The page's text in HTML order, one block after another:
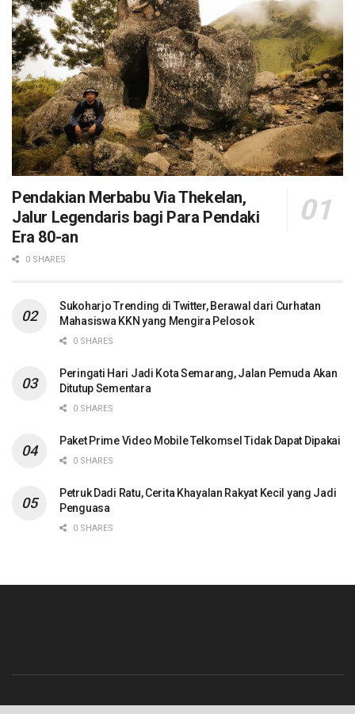
Pendakian Merbabu Via Thekelan,
Jalur Legendaris bagi Para Pendaki
Era 80-an
0 SHARES
Sukoharjo Trending di Twitter, Berawal dari Curhatan
Mahasiswa KKN yang Mengira Pelosok
0 SHARES
Peringati Hari Jadi Kota Semarang, Jalan Pemuda Akan
Ditutup Sementara
0 SHARES
Paket Prime Video Mobile Telkomsel Tidak Dapat Dipakai
0 SHARES
Petruk Dadi Ratu, Cerita Khayalan Rakyat Kecil yang Jadi
Penguasa
0 SHARES